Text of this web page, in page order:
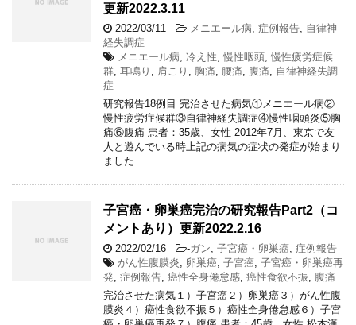
更新2022.3.11
2022/03/11 - メニエール病 症例報告 自律神
経失調症
メニエール病 冷え性 慢性咽頭 慢性疲労症候
群 耳鳴り 肩こり 胸痛 腰痛 腹痛
自律神経失調
症
研究報告18例目 完治させた病気①メニエール病②
慢性疲労症候群③自律神経失調症④慢性咽頭炎⑤胸
痛⑥腹痛 患者：35歳、女性 2012年7月、東京で友
人と遊んでいる時上記の病気の症状の発症が始まり
ました …
子宮癌・卵巣癌完治の研究報告Part2（コ
メントあり）更新2022.2.16
2022/02/16 -ガン 子宮癌・卵巣癌 症例報告
がん性腹膜炎
卵巣癌 子宮癌 子宮癌・卵巣癌再
発 症例報告 癌性全身倦怠感 癌性食欲不振
腹痛
完治させた病気１）子宮癌２）卵巣癌３）がん性腹
膜炎４）癌性食欲不振５）癌性全身倦怠感６）子宮